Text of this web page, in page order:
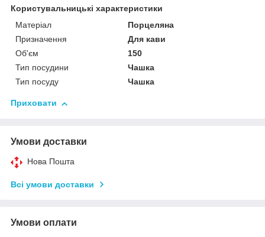
Користувальницькі характеристики
Матеріал
Порцеляна
Призначення
Для кави
Об'єм
150
Тип посудини
Чашка
Тип посуду
Чашка
Приховати
Умови доставки
Нова Пошта
Всі умови доставки
Умови оплати